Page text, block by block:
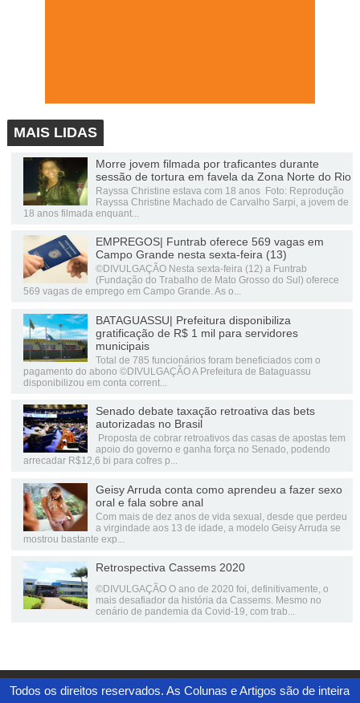
MAIS LIDAS
Morre jovem filmada por traficantes durante
sessão de tortura em favela da Zona Norte do Rio
Rayssa Christine estava com 18 anos Foto: Reprodução
Rayssa Christine Machado de Carvalho Sarpi, a jovem de
18 anos filmada enquant...
EMPREGOS| Funtrab oferece 569 vagas em
Campo Grande nesta sexta-feira (13)
©DIVULGAÇÃO Nesta sexta-feira (12) a Funtrab
(Fundação do Trabalho de Mato Grosso do Sul) oferece
569 vagas de emprego em Campo Grande. As o...
BATAGUASSU| Prefeitura disponibiliza
gratificação de R$ 1 mil para servidores
municipais
Total de 785 funcionários foram beneficiados com o
pagamento do abono ©DIVULGAÇÃO A Prefeitura de Bataguassu
disponibilizou em conta corrent...
Senado debate taxação retroativa das bets
autorizadas no Brasil
Proposta de cobrar retroativos das casas de apostas tem
apoio do governo e ganha força no Senado, podendo
arrecadar R$12,6 bi para cofres p...
Geisy Arruda conta como aprendeu a fazer sexo
oral e fala sobre anal
Com mais de dez anos de vida sexual, desde que perdeu
a virgindade aos 13 de idade, a modelo Geisy Arruda se
mostrou bastante exp...
Retrospectiva Cassems 2020
©DIVULGAÇÃO O ano de 2020 foi, definitivamente, o
mais desafiador da história da Cassems. Mesmo no
cenário de pandemia da Covid-19, com trab...
Todos os direitos reservados. As Colunas e Artigos são de inteira